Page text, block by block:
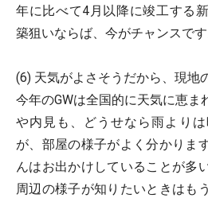
年に比べて4月以降に竣工する
築狙いならば、今がチャンスです
(6) 天気がよさそうだから、現地
今年のGWは全国的に天気に恵ま
や内見も、どうせなら雨より
が、部屋の様子がよく分かりま
んはお出かけしていることが多
周辺の様子が知りたいときはも